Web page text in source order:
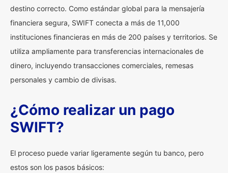
destino correcto. Como estándar global para la mensajería
financiera segura, SWIFT conecta a más de 11,000
instituciones financieras en más de 200 países y territorios. Se
utiliza ampliamente para transferencias internacionales de
dinero, incluyendo transacciones comerciales, remesas
personales y cambio de divisas.
¿Cómo realizar un pago
SWIFT?
El proceso puede variar ligeramente según tu banco, pero
estos son los pasos básicos: